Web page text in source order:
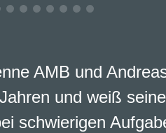
AMB und
und weiß
schwierigen